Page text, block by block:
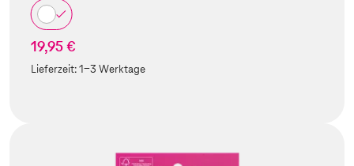
19,95 €
Lieferzeit:1-3 Werktage